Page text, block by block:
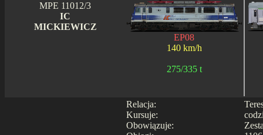
MPE 11012/3
IC
MICKIEWICZ
EP08
140 km/h
275/335 t
Relacja:
Kursuje:
Obowiązuje: